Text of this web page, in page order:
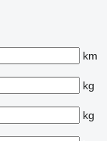
km
kg
kg